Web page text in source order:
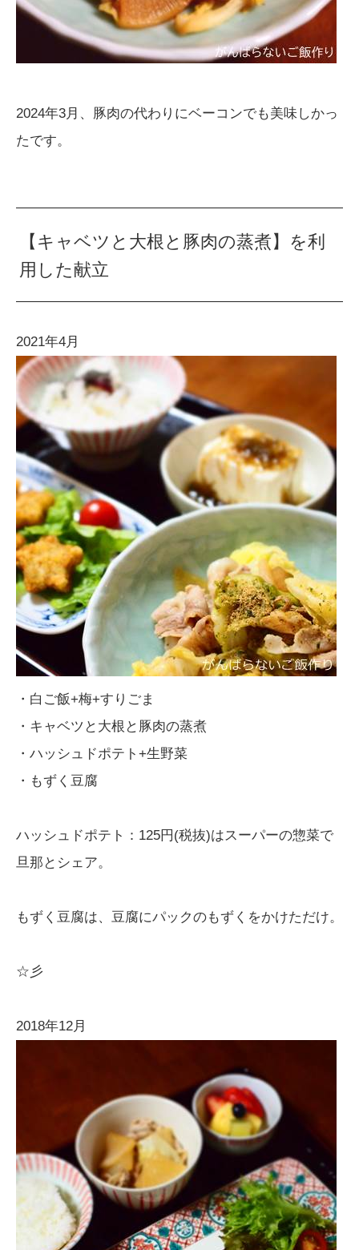
2024年3月、豚肉の代わりにベーコンでも美味しかっ
たです。
【キャベツと大根と豚肉の蒸煮】を利
用した献立
2021年4月
・白ご飯+梅+すりごま
・キャベツと大根と豚肉の蒸煮
・ハッシュドポテト+生野菜
・もずく豆腐
ハッシュドポテト：125円(税抜)はスーパーの惣菜で
旦那とシェア。
もずく豆腐は、豆腐にパックのもずくをかけただけ。
☆彡
2018年12月